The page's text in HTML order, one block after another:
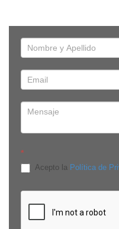
Los Shyris, piso 8,
*
Acepto la Política de